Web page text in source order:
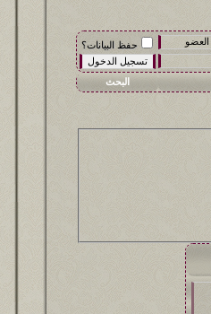
حفظ البيانات؟
البحث